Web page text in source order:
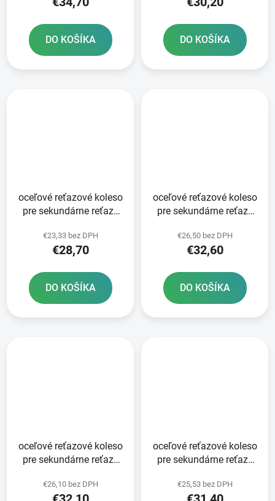
DO KOŠÍKA DO KOŠÍKA
oceľové reťazové koleso
pre sekundárne reťaze
zubov
€23,33 bez DPH
€28,70
DO KOŠÍKA
oceľové reťazové koleso
pre sekundárne reťaze
zubov
€26,50 bez DPH
€32,60
DO KOŠÍKA
oceľové reťazové koleso
pre sekundárne reťaze
€26,10 bez DPH
oceľové reťazové koleso
pre sekundárne reťaze
zubov
€25,53 bez DPH